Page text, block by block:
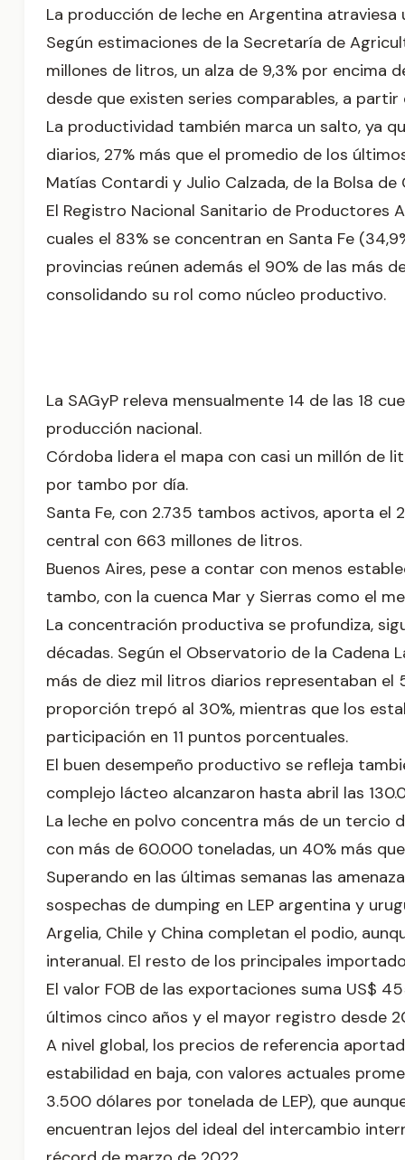
La producción de leche en Argentina
Según estimaciones de la Secretaría de
millones de litros, un alza de 9,3% por
desde que existen series comparables, a partir
La productividad también marca un salto, ya
diarios, 27% más que el promedio de los
Matías Contardi y Julio Calzada, de la Bolsa de
El Registro Nacional Sanitario de Productores
cuales el 83% se concentran en Santa Fe
provincias reúnen además el 90% de las más
consolidando su rol como núcleo productivo.
La SAGyP releva mensualmente 14 de las 18
producción nacional.
Córdoba lidera el mapa con casi un millón de
por tambo por día.
Santa Fe, con 2.735 tambos activos, aporta el
central con 663 millones de litros.
Buenos Aires, pese a contar con menos
tambo, con la cuenca Mar y Sierras como el
La concentración productiva se profundiza,
décadas. Según el Observatorio de la Cadena
más de diez mil litros diarios representaban el
proporción trepó al 30%, mientras que los
participación en 11 puntos porcentuales.
El buen desempeño productivo se refleja
complejo lácteo alcanzaron hasta abril las
La leche en polvo concentra más de un tercio
con más de 60.000 toneladas, un 40% más
Superando en las últimas semanas las
sospechas de dumping en LEP argentina y
Argelia, Chile y China completan el podio,
interanual. El resto de los principales
El valor FOB de las exportaciones suma US$
últimos cinco años y el mayor registro desde
A nivel global, los precios de referencia
estabilidad en baja, con valores actuales
3.500 dólares por tonelada de LEP), que
encuentran lejos del ideal del intercambio